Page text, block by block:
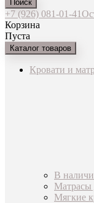
Поиск
+7 (926) 081-01-41
Корзина
Пуста
Каталог товаров
Кровати и
В
Матрасы
Мягкие